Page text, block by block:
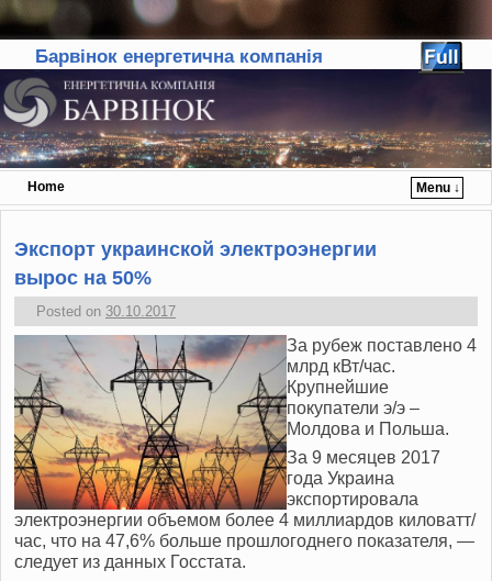
Барвінок енергетична компанія
Home
Menu ↓
Skip to primary content
Skip to secondary content
Экспорт украинской электроэнергии
вырос на 50%
Posted on 30.10.2017
За рубеж поставлено 4
млрд кВт/час.
Крупнейшие
покупатели э/э –
Молдова и Польша.
За 9 месяцев 2017
года Украина
экспортировала
электроэнергии объемом более 4 миллиардов киловатт/
час, что на 47,6% больше прошлогоднего показателя, —
следует из данных Госстата.